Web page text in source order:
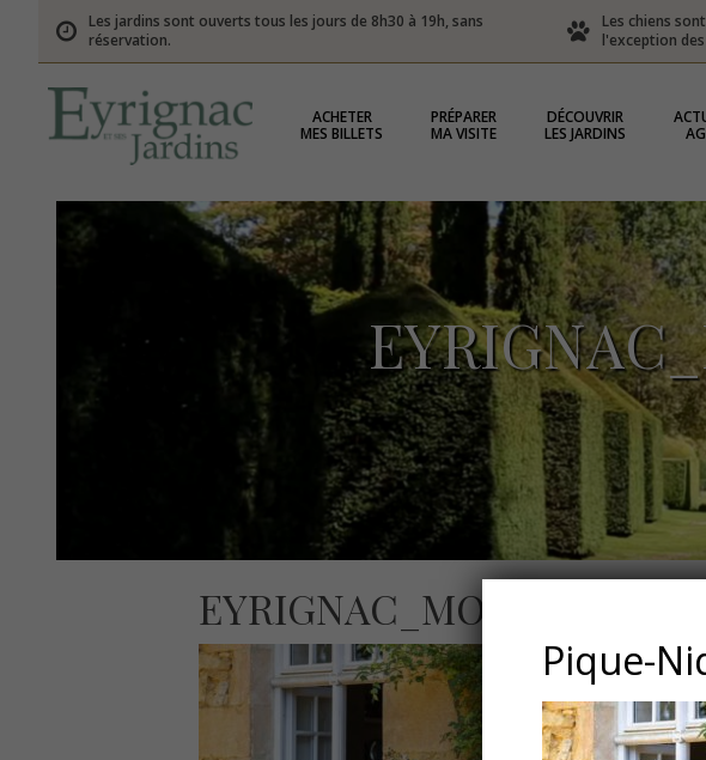
Les jardins sont ouverts tous les jours de 8h30 à 19h, sans
réservation.
Les chiens
l'exception
ACHETER
MES BILLETS
PRÉPARER
MA VISITE
DÉCOUVRIR
LES JARDINS
Pique-